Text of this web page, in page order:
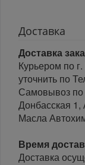
Доставка
Доставка
Курьером по
уточнить по
Самовывоз по
Донбасская
Масла
Время
Доставка